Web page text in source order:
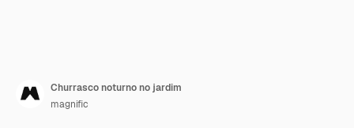
Churrasco noturno no jardim
magnific